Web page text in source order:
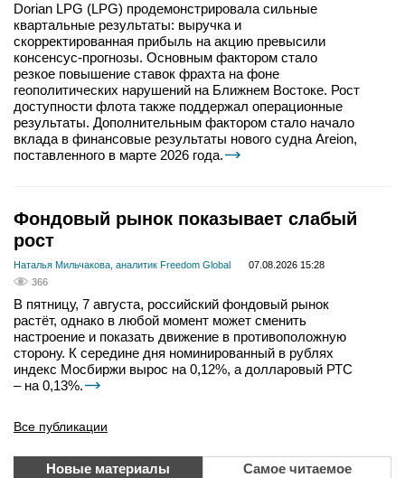
Dorian LPG (LPG) продемонстрировала сильные
квартальные результаты: выручка и
скорректированная прибыль на акцию превысили
консенсус-прогнозы. Основным фактором стало
резкое повышение ставок фрахта на фоне
геополитических нарушений на Ближнем Востоке. Рост
доступности флота также поддержал операционные
результаты. Дополнительным фактором стало начало
вклада в финансовые результаты нового судна Areion,
поставленного в марте 2026 года.
Фондовый рынок показывает слабый
рост
Наталья Мильчакова, аналитик Freedom Global
07.08.2026 15:28
366
В пятницу, 7 августа, российский фондовый рынок
растёт, однако в любой момент может сменить
настроение и показать движение в противоположную
сторону. К середине дня номинированный в рублях
индекс Мосбиржи вырос на 0,12%, а долларовый РТС
– на 0,13%.
Все публикации
Новые материалы Самое читаемое